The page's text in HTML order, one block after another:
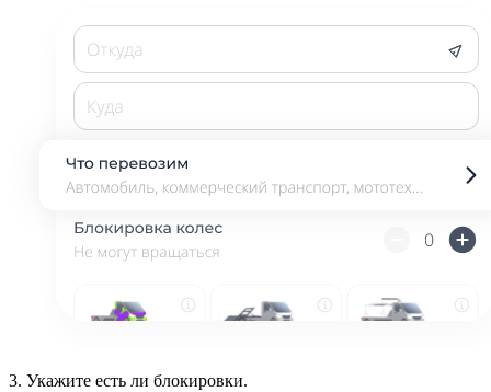
3. Укажите есть ли блокировки.